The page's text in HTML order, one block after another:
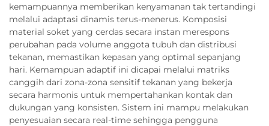
kemampuannya memberikan kenyamanan tak tertandingi
melalui adaptasi dinamis terus-menerus. Komposisi
material soket yang cerdas secara instan merespons
perubahan pada volume anggota tubuh dan distribusi
tekanan, memastikan kepasan yang optimal sepanjang
hari. Kemampuan adaptif ini dicapai melalui matriks
canggih dari zona-zona sensitif tekanan yang bekerja
secara harmonis untuk mempertahankan kontak dan
dukungan yang konsisten. Sistem ini mampu melakukan
penyesuaian secara real-time sehingga pengguna